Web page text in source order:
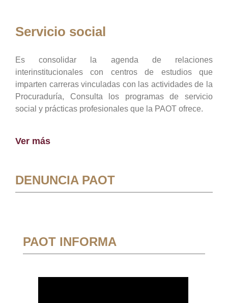
Servicio social
Es consolidar la agenda de relaciones
interinstitucionales con centros de estudios que
imparten carreras vinculadas con las actividades de la
Procuraduría, Consulta los programas de servicio
social y prácticas profesionales que la PAOT ofrece.
Ver más
DENUNCIA PAOT
PAOT INFORMA